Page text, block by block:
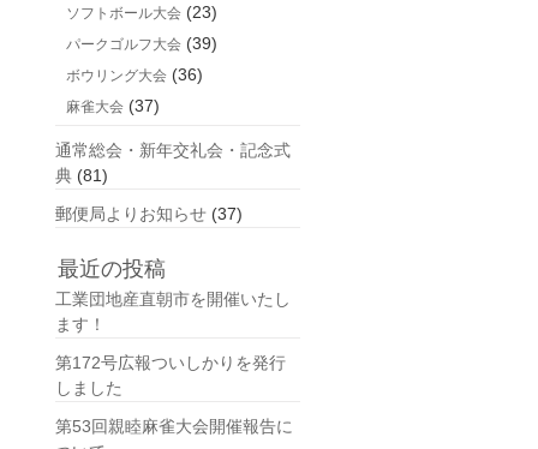
ソフトボール大会 (23)
パークゴルフ大会 (39)
ボウリング大会 (36)
麻雀大会 (37)
通常総会・新年交礼会・記念式
典 (81)
郵便局よりお知らせ (37)
最近の投稿
工業団地産直朝市を開催いたし
ます！
第172号広報ついしかりを発行
しました
第53回親睦麻雀大会開催報告に